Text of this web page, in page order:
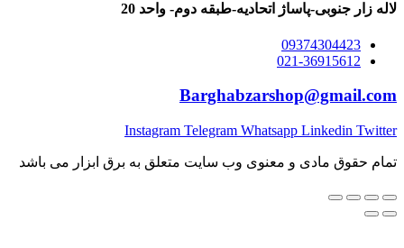
زار جنوبی-پاساژ اتحادیه-طبقه دوم- واحد 20
09374304423
021-36915612
Instagram Telegram Whatsapp Linkedin
حقوق مادی و معنوی وب سایت متعلق به برق ابزار می باشد